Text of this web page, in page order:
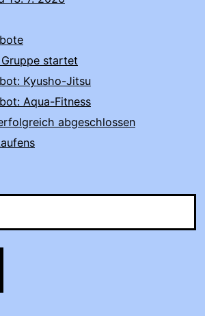
startet
Kyusho-Jitsu
Aqua-Fitness
abgeschlossen